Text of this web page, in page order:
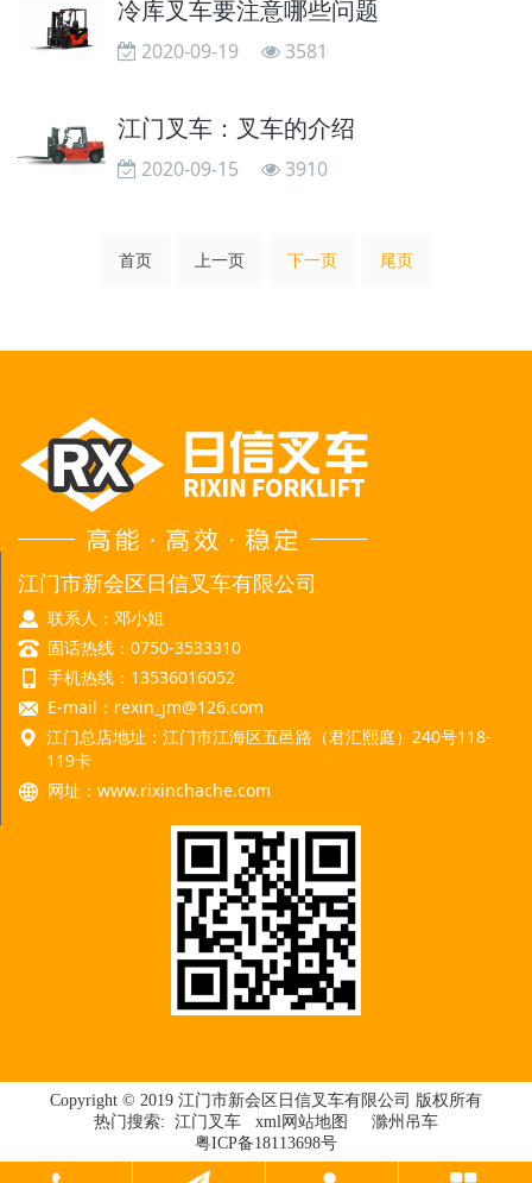
冷库叉车要注意哪些问题
2020-09-19 3581
江门叉车：叉车的介绍
2020-09-15 3910
首页 上一页 下一页 尾页
江门市新会区日信叉车有限公司
联系人：邓小姐
固话热线：0750-3533310
手机热线：13536016052
E-mail：rexin_jm@126.com
江门总店地址：江门市江海区五邑路（君汇熙庭）240号118-
119卡
网址： www.rixinchache.com
Copyright © 2019 江门市新会区日信叉车有限公司 版权所有
热门搜索: 江门叉车 xml网站地图
滁州吊车
粤ICP备18113698号